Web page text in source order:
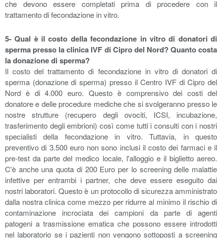
che devono essere completati prima di procedere con il
trattamento di fecondazione in vitro.
5- Qual è il costo della fecondazione in vitro di donatori di
sperma presso la clinica IVF di Cipro del Nord? Quanto costa
la donazione di sperma?
Il costo del trattamento di fecondazione in vitro di donatori di
sperma (donazione di sperma) presso il Centro IVF di Cipro del
Nord è di 4.000 euro. Questo è comprensivo dei costi del
donatore e delle procedure mediche che si svolgeranno presso le
nostre strutture (recupero degli ovociti, ICSI, incubazione,
trasferimento degli embrioni) così come tutti i consulti con i nostri
specialisti della fecondazione in vitro. Tuttavia, in questo
preventivo di 3.500 euro non sono inclusi il costo dei farmaci e il
pre-test da parte del medico locale, l'alloggio e il biglietto aereo.
C'è anche una quota di 200 Euro per lo screening delle malattie
infettive per entrambi i partner, che deve essere eseguito dai
nostri laboratori. Questo è un protocollo di sicurezza amministrato
dalla nostra clinica come mezzo per ridurre al minimo il rischio di
contaminazione incrociata dei campioni da parte di agenti
patogeni a trasmissione ematica che possono essere introdotti
nel laboratorio se i pazienti non vengono sottoposti a screening